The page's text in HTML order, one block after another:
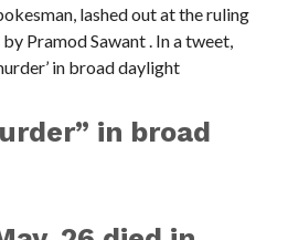
lashed out at the ruling
Pramod Sawant . In a tweet,
in broad daylight
in broad